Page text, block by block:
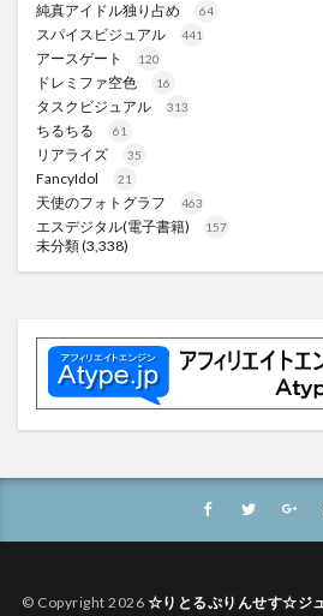
純真アイドル独り占め 64
スパイスビジュアル 441
アースゲート 120
ドレミファ空色 16
タスクビジュアル 313
ちるちる 61
リアライズ 35
FancyIdol 21
天使のフォトグラフ 463
エスデジタル(電子書籍) 157
未分類(3,338)
© Copyright 2026 ☆りとるぷりんせす☆ジ